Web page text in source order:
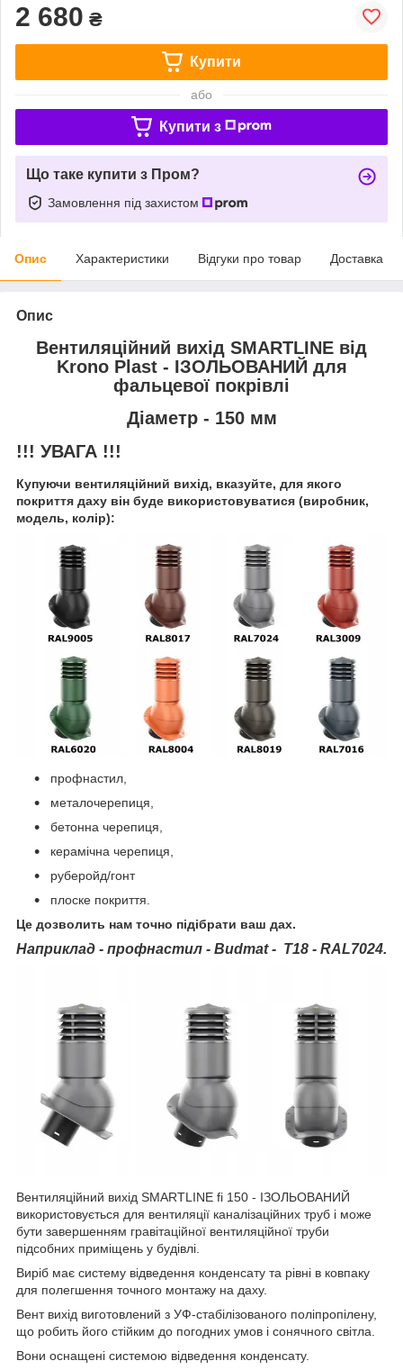
2 680 ₴
Купити
або
Купити з
Що таке купити з Пром?
Замовлення під захистом
Опис Характеристики Відгуки про товар Доставка
Опис
Вентиляційний вихід SMARTLINE від
Krono Plast - ІЗОЛЬОВАНИЙ для
фальцевої покрівлі
Діаметр - 150 мм
!!! УВАГА !!!
Купуючи вентиляційний вихід, вказуйте, для якого
покриття даху він буде використовуватися (виробник,
модель, колір):
профнастил,
металочерепиця,
бетонна черепиця,
керамічна черепиця,
руберойд/гонт
плоске покриття.
Це дозволить нам точно підібрати ваш дах.
Наприклад - профнастил - Budmat - Т18 - RAL7024.
Вентиляційний вихід SMARTLINE fi 150 - ІЗОЛЬОВАНИЙ
використовується для вентиляції каналізаційних труб і може
бути завершенням гравітаційної вентиляційної труби
підсобних приміщень у будівлі.
Виріб має систему відведення конденсату та рівні в ковпаку
для полегшення точного монтажу на даху.
Вент вихід виготовлений з УФ-стабілізованого поліпропілену,
що робить його стійким до погодних умов і сонячного світла.
Вони оснащені системою відведення конденсату.